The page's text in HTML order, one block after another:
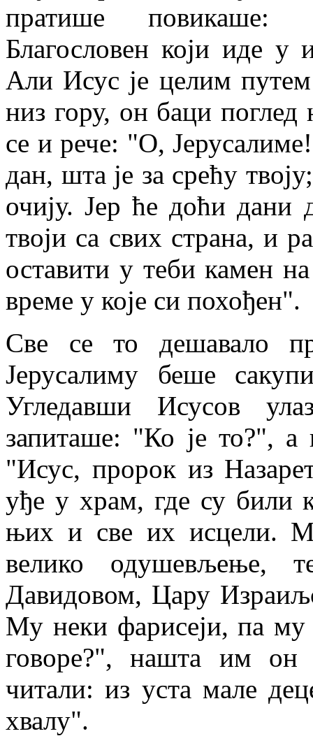
пратише повикаше:
Благословен који иде
Али Исус је целим
низ гору, он баци поглед
се и рече: "О,
дан, шта је за срећу
очију. Јер ће доћи дани
твоји са свих страна, и
оставити у теби камен
време у које си похођен".
Све се то дешавало
Јерусалиму беше
Угледавши Исусов
запиташе: "Ко је то?", а
"Исус, пророк из
уђе у храм, где су били
њих и све их исцели.
велико одушевљење,
Давидовом, Цару
Му неки фарисеји, па
говоре?", нашта им он
читали: из уста мале
хвалу".